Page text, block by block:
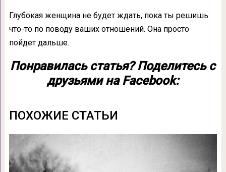
Глубокая женщина не будет ждать, пока ты решишь
что-то по поводу ваших отношений. Она просто
пойдет дальше.
Понравилась статья? Поделитесь с
друзьями на Facebook:
ПОХОЖИЕ СТАТЬИ